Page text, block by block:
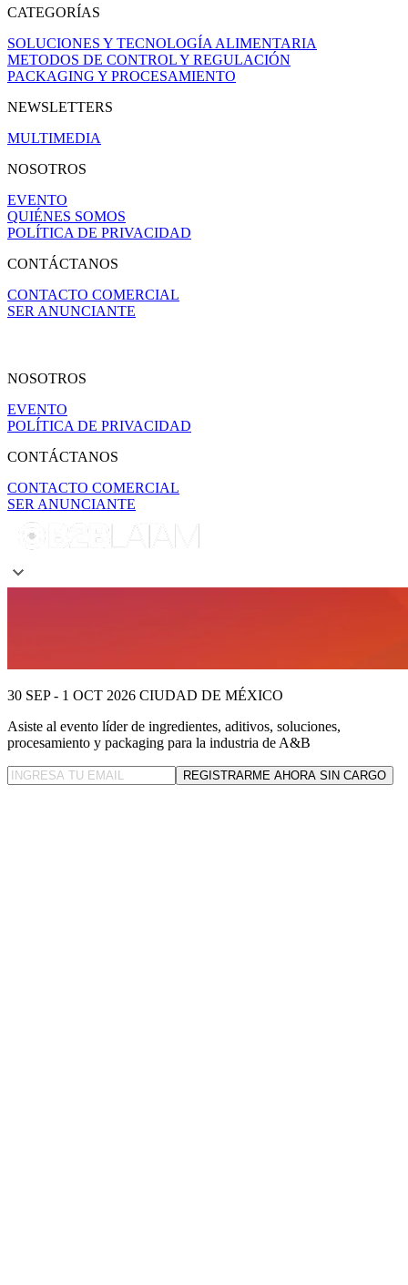
CATEGORÍAS
SOLUCIONES Y TECNOLOGÍA ALIMENTARIA
METODOS DE CONTROL Y REGULACIÓN
PACKAGING Y PROCESAMIENTO
NEWSLETTERS
MULTIMEDIA
NOSOTROS
EVENTO
QUIÉNES SOMOS
POLÍTICA DE PRIVACIDAD
CONTÁCTANOS
CONTACTO COMERCIAL
SER ANUNCIANTE
NOSOTROS
EVENTO
POLÍTICA DE PRIVACIDAD
CONTÁCTANOS
CONTACTO COMERCIAL
SER ANUNCIANTE
30 SEP - 1 OCT 2026 CIUDAD DE MÉXICO
Asiste al evento líderde ingredientes, aditivos, soluciones,
procesamiento y packaging para la industria de A&B
REGISTRARME AHORA SIN CARGO